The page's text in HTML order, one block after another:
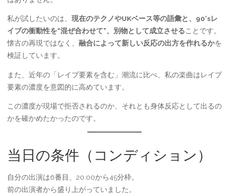
私が試したいのは、 現在のテクノやUKベース等の語彙と、90’sレ
イブの衝動性を“混ぜ合わせて”、別物として成立させることです。
懐古の再現ではなく、 融合によって新しい反応の出方を作れるかを
検証しています。
また、近年の「レイブ要素を含む」潮流に比べ、私の楽曲はレイブ
要素の濃度を意図的に高めています。
この濃度が現場で拒否されるのか、それとも身体反応として出るの
かを確かめたかったのです。
当日の条件（コンディション）
自分の出演は6番目、20:00から45分枠。
前の出演者から盛り上がっていました。